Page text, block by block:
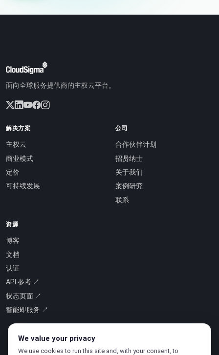
面向全球服务提供商的主权云平台。
解决方案
主权云
商业模式
定价
可持续发展
公司
合作伙伴计划
招贤纳士
关于我们
案例研究
联系
资源
博客
文档
认证
API 参考 ↗
状态页面 ↗
智能即服务 ↗
We value your privacy
We use cookies to run this site and, with your consent, to